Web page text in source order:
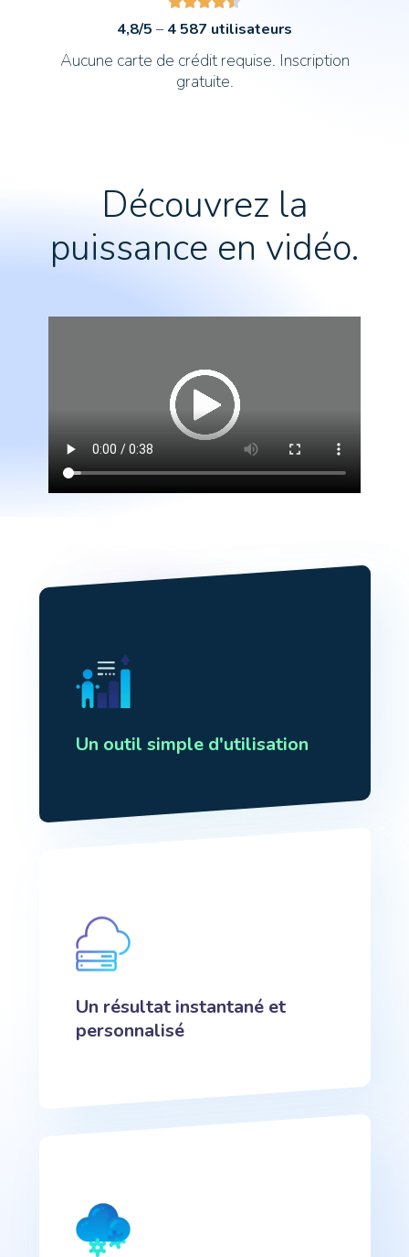
4,8/5 – 4 587 utilisateurs
Aucune carte de crédit requise. Inscription
gratuite.
Découvrez la
puissance en vidéo.
Un outil simple d'utilisation
Un résultat instantané et
personnalisé